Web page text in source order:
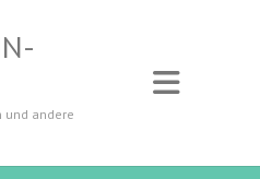
und andere